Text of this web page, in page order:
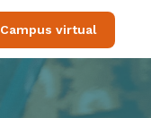
Campus virtual